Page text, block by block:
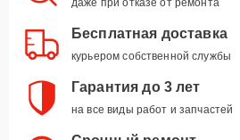
даже при отказе от ремонта
Бесплатная доставка
курьером собственной службы
Гарантия до 3 лет
на все виды работ и запчастей